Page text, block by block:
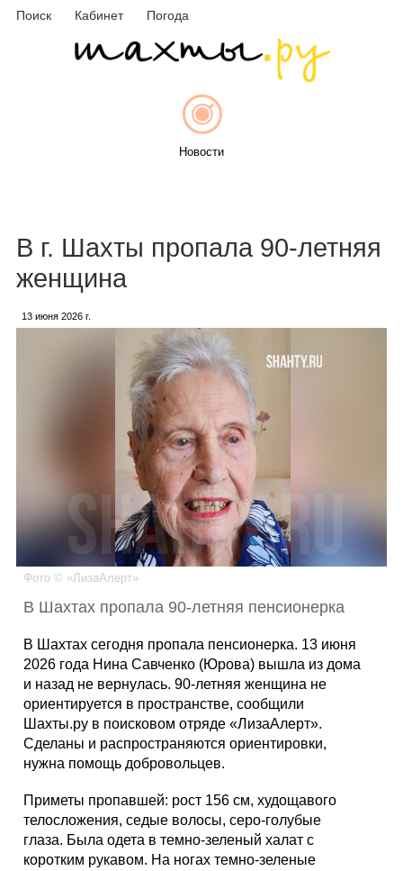
Поиск Кабинет Погода
Новости
Каталог
Инфо
Карты
Фотогалерея
В г. Шахты пропала 90-летняя
женщина
13 июня 2026 г.
Фото © «ЛизаАлерт»
В Шахтах пропала 90-летняя пенсионерка
В Шахтах сегодня пропала пенсионерка. 13 июня
2026 года Нина Савченко (Юрова) вышла из дома
и назад не вернулась. 90-летняя женщина не
ориентируется в пространстве, сообщили
Шахты.ру в поисковом отряде «ЛизаАлерт».
Сделаны и распространяются ориентировки,
нужна помощь добровольцев.
Приметы пропавшей: рост 156 см, худощавого
телосложения, седые волосы, серо-голубые
глаза. Была одета в темно-зеленый халат с
коротким рукавом. На ногах темно-зеленые